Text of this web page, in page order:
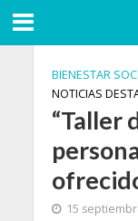
BIENESTAR
NOTICIAS
“Taller
15